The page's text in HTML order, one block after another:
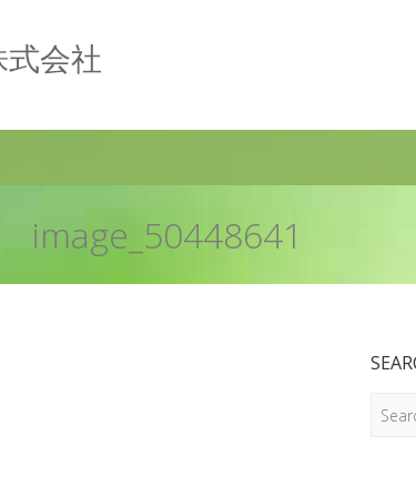
会社
image_50448641